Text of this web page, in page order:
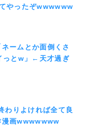
やったぞwwwwww
ームとか面倒くさ
っとw」←天才過ぎ
わりよければ全て良
漫画wwwwwww